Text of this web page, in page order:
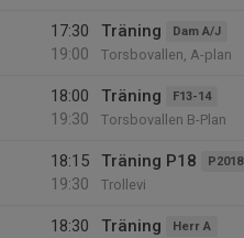
17:30
19:00
Träning Dam A/J
Torsbovallen, A-plan
18:00
19:30
Träning F13-14
Torsbovallen B-Plan
18:15
19:30
Träning P18 P2018
Trollevi
18:30
Träning Herr A